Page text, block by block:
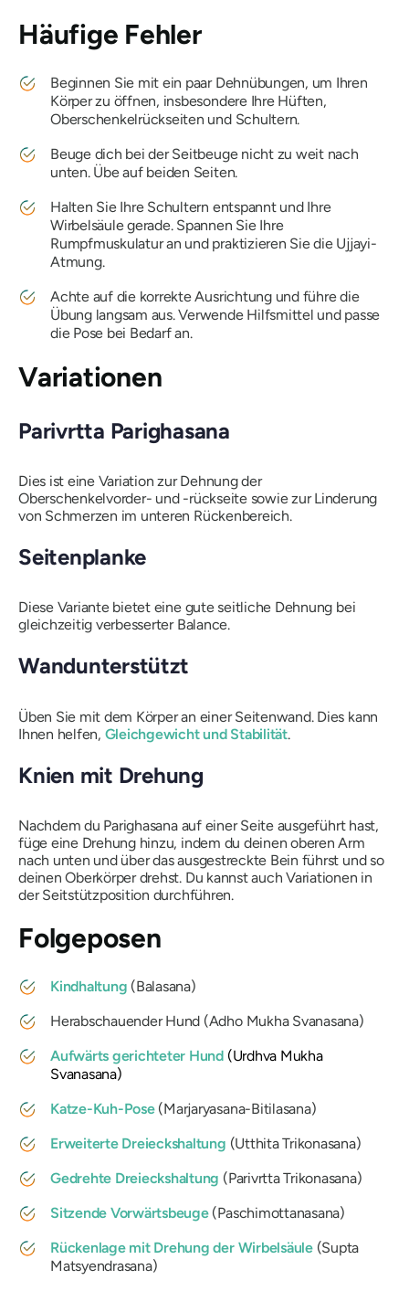
Häufige Fehler
Beginnen Sie mit ein paar Dehnübungen, um Ihren
Körper zu öffnen, insbesondere Ihre Hüften,
Oberschenkelrückseiten und Schultern.
Beuge dich bei der Seitbeuge nicht zu weit nach
unten. Übe auf beiden Seiten.
Halten Sie Ihre Schultern entspannt und Ihre
Wirbelsäule gerade. Spannen Sie Ihre
Rumpfmuskulatur an und praktizieren Siedie Ujjayi-
Atmung.
Achte auf die korrekte Ausrichtung und führe die
Übung langsam aus. Verwende Hilfsmittel und passe
die Pose bei Bedarf an.
Variationen
Parivrtta Parighasana
Dies ist eine Variation zur Dehnung der
Oberschenkelvorder- und -rückseite sowie zur Linderung
von Schmerzen im unteren Rückenbereich.
Seitenplanke
Diese Variante bietet eine gute seitliche Dehnung bei
gleichzeitig verbesserter Balance.
Wandunterstützt
Üben Sie mit dem Körper an einer Seitenwand. Dies kann
Ihnen helfen, Gleichgewicht und Stabilität.
Knien mit Drehung
Nachdem du Parighasanaauf einer Seite ausgeführt hast,
füge eine Drehung hinzu, indem du deinen oberen Arm
nach unten und über das ausgestreckte Bein führst und so
deinen Oberkörper drehst. Du kannst auch Variationen in
der Seitstützposition durchführen.
Folgeposen
Kindhaltung (Balasana)
Herabschauender Hund (Adho Mukha Svanasana)
Aufwärts gerichteter Hund (Urdhva Mukha
Svanasana)
Katze-Kuh-Pose(Marjaryasana-Bitilasana)
Erweiterte Dreieckshaltung (Utthita Trikonasana)
Gedrehte Dreieckshaltung (Parivrtta Trikonasana)
Sitzende Vorwärtsbeuge (Paschimottanasana)
Rückenlage mit Drehung der Wirbelsäule(Supta
Matsyendrasana)